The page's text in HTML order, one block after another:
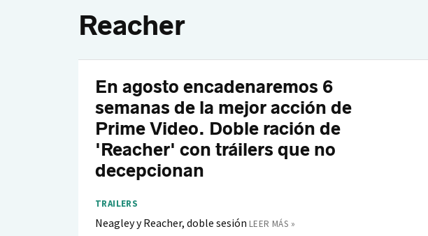
Reacher
En agosto encadenaremos 6
semanas de la mejor acción de
Prime Video. Doble ración de
'Reacher' con tráilers que no
decepcionan
TRAILERS
Neagley y Reacher, doble sesión LEER MÁS »